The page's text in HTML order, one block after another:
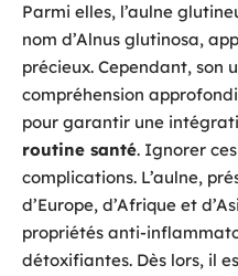
Parmi elles, l’aulne
nom d’Alnus glutinosa,
précieux. Cependant, son
compréhension
pour garantir une
routine santé. Ignorer
complications. L’aulne,
d’Europe, d’Afrique et
propriétés anti-
détoxifiantes. Dès lors, il